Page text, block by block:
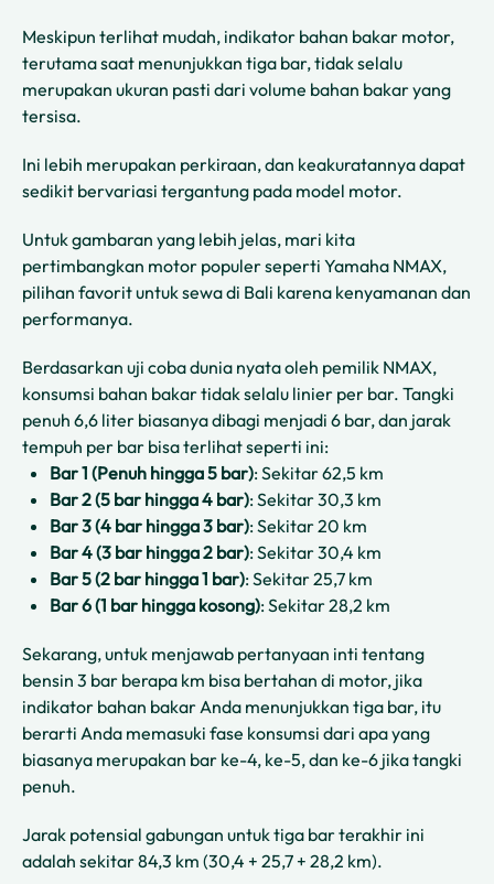
Meskipun terlihat mudah, indikator bahan bakar motor,
terutama saat menunjukkan tiga bar, tidak selalu
merupakan ukuran pasti dari volume bahan bakar yang
tersisa.
Ini lebih merupakan perkiraan, dan keakuratannya dapat
sedikit bervariasi tergantung pada model motor.
Untuk gambaran yang lebih jelas, mari kita
pertimbangkan motor populer seperti Yamaha NMAX,
pilihan favorit untuk sewa di Bali karena kenyamanan dan
performanya.
Berdasarkan uji coba dunia nyata oleh pemilik NMAX,
konsumsi bahan bakar tidak selalu linier per bar. Tangki
penuh 6,6 liter biasanya dibagi menjadi 6 bar, dan jarak
tempuh per bar bisa terlihat seperti ini:
Bar 1 (Penuh hingga 5 bar): Sekitar 62,5 km
Bar 2 (5 bar hingga 4 bar): Sekitar 30,3 km
Bar 3 (4 bar hingga 3 bar): Sekitar 20 km
Bar 4 (3 bar hingga 2 bar): Sekitar 30,4 km
Bar 5 (2 bar hingga 1 bar): Sekitar 25,7 km
Bar 6 (1 bar hingga kosong): Sekitar 28,2 km
Sekarang, untuk menjawab pertanyaan inti tentang
bensin 3 bar berapa km bisa bertahan di motor, jika
indikator bahan bakar Anda menunjukkan tiga bar, itu
berarti Anda memasuki fase konsumsi dari apa yang
biasanya merupakan bar ke-4, ke-5, dan ke-6 jika tangki
penuh.
Jarak potensial gabungan untuk tiga bar terakhir ini
adalah sekitar 84,3 km (30,4 + 25,7 + 28,2 km).